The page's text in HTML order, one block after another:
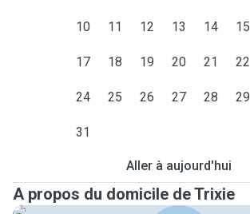
10 11 12 13 14 15
17 18 19 20 21 22
24 25 26 27 28 29
31
Aller à aujourd'hui
A propos du domicile de Trixie